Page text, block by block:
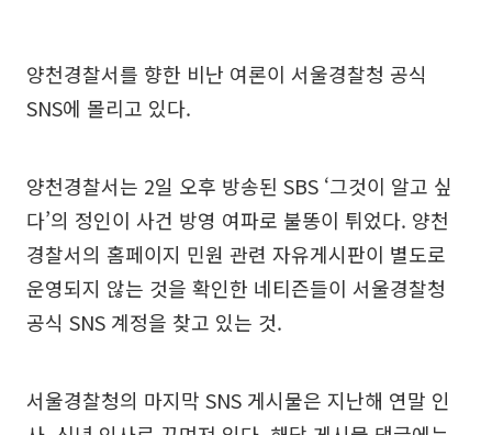
양천경찰서를 향한 비난 여론이 서울경찰청 공식
SNS에 몰리고 있다.
양천경찰서는 2일 오후 방송된 SBS ‘그것이 알고 싶
다’의 정인이 사건 방영 여파로 불똥이 튀었다. 양천
경찰서의 홈페이지 민원 관련 자유게시판이 별도로
운영되지 않는 것을 확인한 네티즌들이 서울경찰청
공식 SNS 계정을 찾고 있는 것.
서울경찰청의 마지막 SNS 게시물은 지난해 연말 인